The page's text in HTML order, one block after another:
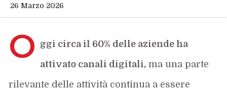
26 Marzo 2026
O ggi circa il 60% delle aziende ha
attivato canali digitali, ma una parte
rilevante delle attività continua a essere